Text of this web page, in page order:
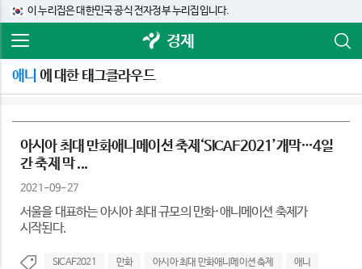
이 누리집은 대한민국 공식 전자정부 누리집입니다.
경제
애니 에 대한 태그클라우드
아시아 최대 만화애니메이션 축제‘SICAF2021’개막…4일
간 축제 막 ...
2021-09-27
서울을 대표하는 아시아 최대 규모의 만화·애니메이션 축제가
시작된다.
SICAF2021 만화 아시아 최대 만화애니메이션 축제 애니